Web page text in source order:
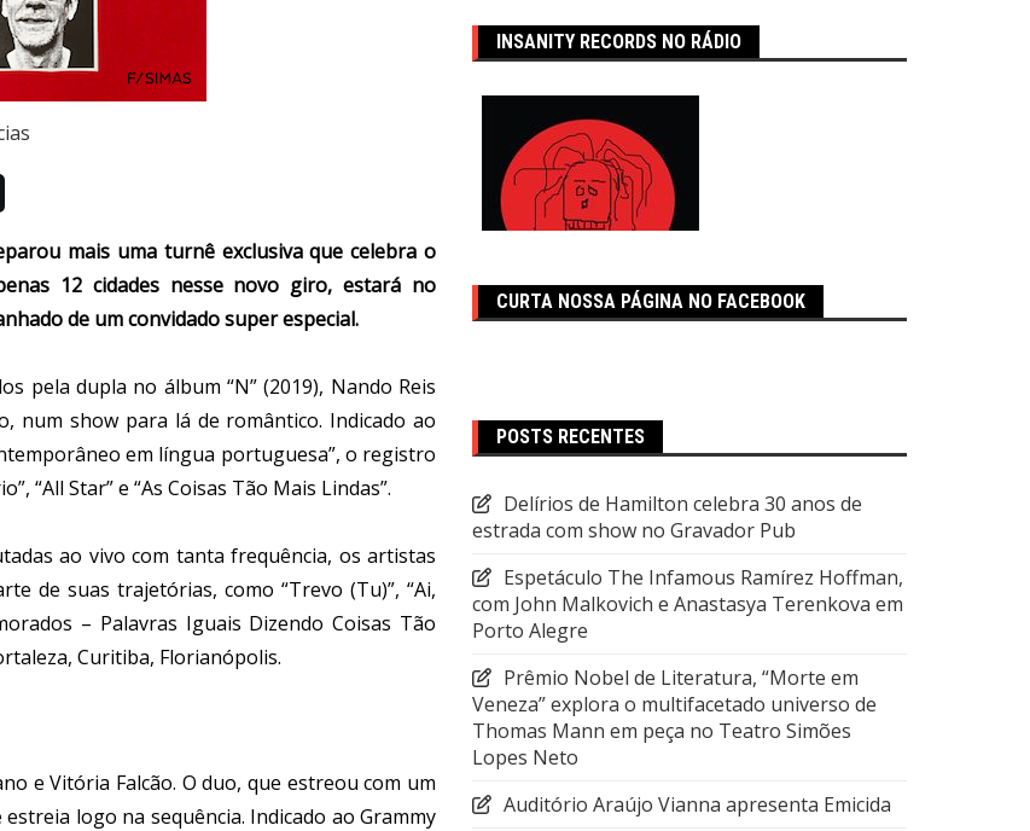
mais uma turnê exclusiva que celebra o
12 cidades nesse novo giro, estará no
de um convidado super especial.
pela dupla no álbum “N” (2019), Nando Reis
num show para lá de romântico. Indicado ao
em língua portuguesa”, o registro
“All Star” e “As Coisas Tão Mais Lindas”.
ao vivo com tanta frequência, os artistas
de suas trajetórias, como “Trevo (Tu)”, “Ai,
– Palavras Iguais Dizendo Coisas Tão
Curitiba, Florianópolis.
e Vitória Falcão. O duo, que estreou com um
logo na sequência. Indicado ao Grammy
INSANITY RECORDS NO RÁDIO
CURTA NOSSA PÁGINA NO FACEBOOK
POSTS RECENTES
Delírios de Hamilton celebra 30 anos de
estrada com show no Gravador Pub
Espetáculo The Infamous Ramírez Hoffman,
com John Malkovich e Anastasya Terenkova em
Porto Alegre
Prêmio Nobel de Literatura, “Morte em
Veneza” explora o multifacetado universo de
Thomas Mann em peça no Teatro Simões
Lopes Neto
Auditório Araújo Vianna apresenta Emicida